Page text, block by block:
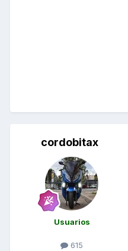
cordobitax
Usuarios
615